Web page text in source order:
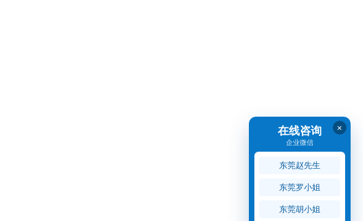
×
在线咨询
企业微信
东莞赵先生
东莞罗小姐
东莞胡小姐